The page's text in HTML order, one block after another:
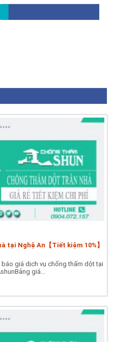
tại Nghệ An【Tiết kiệm 10%】
giá dịch vụ chống thấm dột tại
giá...